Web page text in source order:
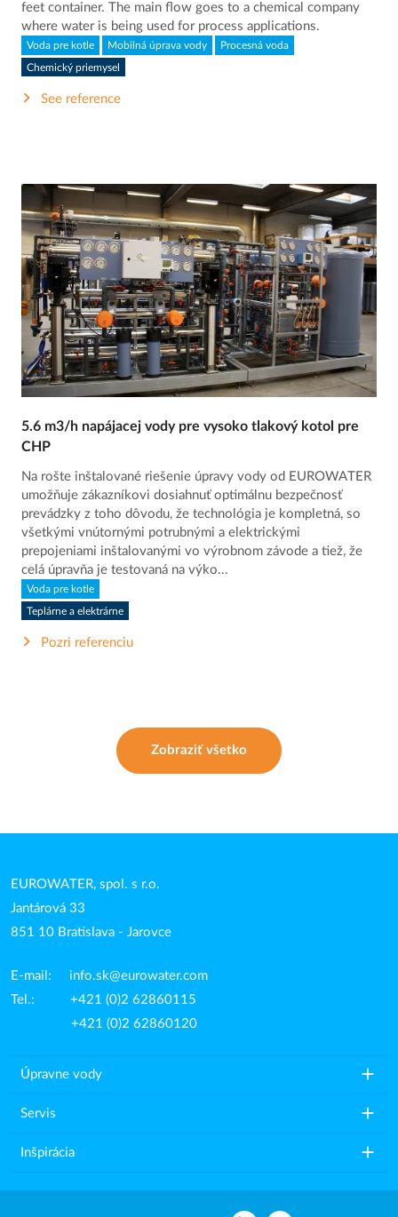
feet container. The main flow goes to a chemical company
where water is being used for process applications.
Voda pre kotle Mobilná úprava vody Procesná voda
Chemický priemysel
See reference
5.6 m3/h napájacej vody pre vysoko tlakový kotol pre
CHP
Na rošte inštalované riešenie úpravy vody od EUROWATER
umožňuje zákazníkovi dosiahnuť optimálnu bezpečnosť
prevádzky z toho dôvodu, že technológia je kompletná, so
všetkými vnútornými potrubnými a elektrickými
prepojeniami inštalovanými vo výrobnom závode a tiež, že
celá úpravňa je testovaná na výko...
Voda pre kotle
Teplárne a elektrárne
Pozri referenciu
Zobraziť všetko
EUROWATER, spol. s r.o.
Jantárová 33
851 10 Bratislava - Jarovce
E-mail: info.sk@eurowater.com
Tel.: +421 (0)2 62860115
+421 (0)2 62860120
Úpravne vody add
Servis add
Inšpirácia add